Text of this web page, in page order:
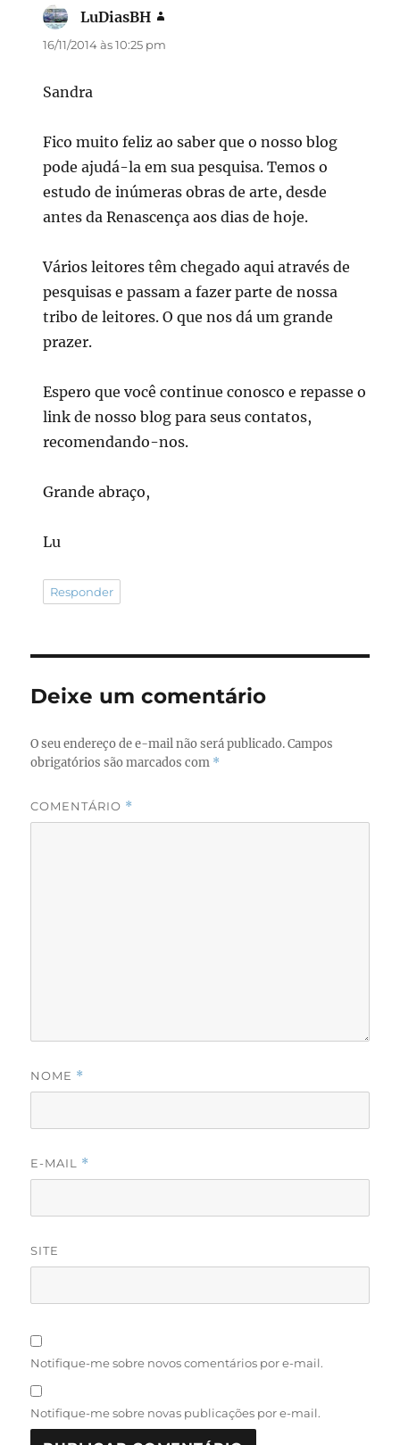
LuDiasBH
16/11/2014 às 10:25 pm
Sandra
Fico muito feliz ao saber que o nosso blog
pode ajudá-la em sua pesquisa. Temos o
estudo de inúmeras obras de arte, desde
antes da Renascença aos dias de hoje.
Vários leitores têm chegado aqui através de
pesquisas e passam a fazer parte de nossa
tribo de leitores. O que nos dá um grande
prazer.
Espero que você continue conosco e repasse o
link de nosso blog para seus contatos,
recomendando-nos.
Grande abraço,
Lu
Responder
Deixe um comentário
O seu endereço de e-mail não será publicado. Campos
obrigatórios são marcados com *
COMENTÁRIO *
NOME *
E-MAIL *
SITE
Notifique-me sobre novos comentários por e-mail.
Notifique-me sobre novas publicações por e-mail.